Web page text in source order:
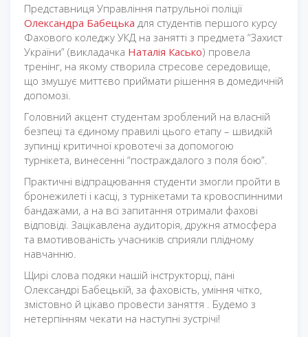
Представниця Управління патрульної поліції
Олександра Бабецька для студентів першого курсу
Фахового коледжу УКД на занятті з предмета “Захист
України” (викладачка Наталія Касько) провела
тренінг, на якому створила стресове середовище,
що змушує миттєво приймати рішення в домедичній
допомозі.
Головний акцент студентам зроблений на власній
безпеці та єдиному правилі цього етапу – швидкій
зупинці критичної кровотечі за допомогою
турнікета, винесенні “постраждалого з поля бою”.
Практичні відпрацювання студенти змогли пройти в
бронежилеті і касці, з турнікетами та кровоспинними
бандажами, а на всі запитання отримали фахові
відповіді. Зацікавлена аудиторія, дружня атмосфера
та вмотивованість учасників сприяли плідному
навчанню.
Щирі слова подяки нашій інструкторці, пані
Олександрі Бабецькій, за фаховість, уміння чітко,
змістовно й цікаво провести заняття . Будемо з
нетерпінням чекати на наступні зустрічі!